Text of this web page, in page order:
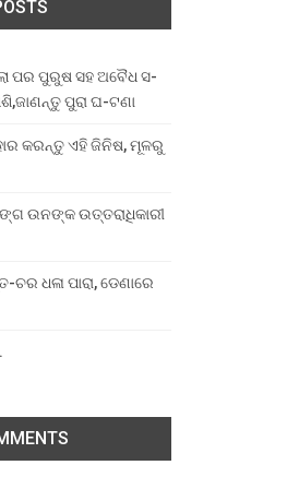
ପର ପୁରୁଷ ସହ ଅବୈଧ ସ-
ପୁରା ଘ-ଟଣା
କରନ୍ତୁ ଏହି ଜିନିଷ, ମୂଳରୁ
ଉନଙ୍କ ଉତ୍ତରାଧିକାରୀ
ଧଳା ପାରା, ଡେଣାରେ